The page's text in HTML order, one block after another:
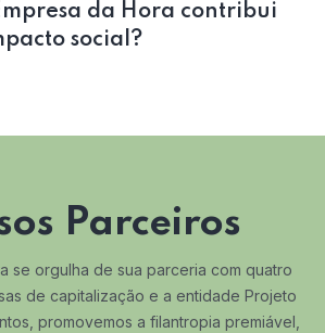
da Hora contribui
social?
Parceiros
se orgulha de sua parceria com quatro
de capitalização e a entidade Projeto
promovemos a filantropia premiável,